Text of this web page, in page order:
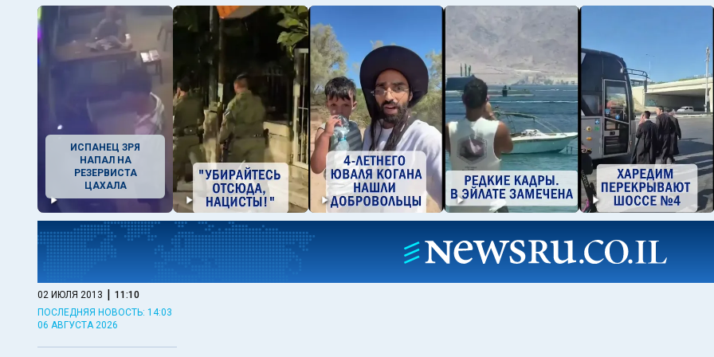
ИСПАНЕЦ ЗРЯ
НАПАЛ НА
РЕЗЕРВИСТА
ЦАХАЛА
02 ИЮЛЯ 2013 | 11:10
ПОСЛЕДНЯЯ НОВОСТЬ: 14:03
06 АВГУСТА 2026